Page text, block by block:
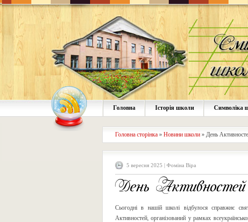
Головна Історія школи Символіка
Головна сторінка » Новини школи » День
5 вересня 2025 | Фоміна Віра
День Активностей
Сьогодні в нашій школі відбулося справжнє
Активностей, організований у рамках